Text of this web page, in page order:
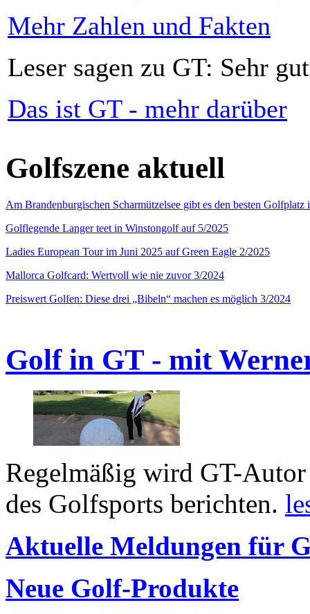
Mehr Zahlen und Fakten
Leser sagen zu GT: Sehr
Das ist GT - mehr darüber
Golfszene aktuell
Am Brandenburgischen Scharmützelsee gibt es den besten
Golflegende Langer teet in Winstongolf auf 5/2025
Ladies European Tour im Juni 2025 auf Green Eagle 2/2025
Mallorca Golfcard: Wertvoll wie nie zuvor 3/2024
Preiswert Golfen: Diese drei „Bibeln“ machen es möglich 3/2024
Golf in GT - mit
Regelmäßig wird GT-
des Golfsports berichten.
Aktuelle Meldungen für
Neue Golf-Produkte